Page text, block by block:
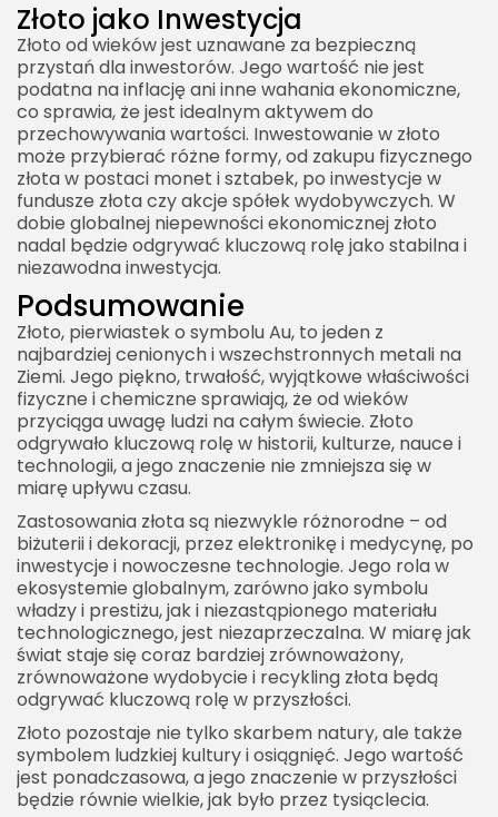
Złoto jako Inwestycja
Złoto od wieków jest uznawane za bezpieczną
przystań dla inwestorów. Jego wartość nie jest
podatna na inflację ani inne wahania ekonomiczne,
co sprawia, że jest idealnym aktywem do
przechowywania wartości. Inwestowanie w złoto
może przybierać różne formy, od zakupu fizycznego
złota w postaci monet i sztabek, po inwestycje w
fundusze złota czy akcje spółek wydobywczych. W
dobie globalnej niepewności ekonomicznej złoto
nadal będzie odgrywać kluczową rolę jako stabilna i
niezawodna inwestycja.
Podsumowanie
Złoto, pierwiastek o symbolu Au, to jeden z
najbardziej cenionych i wszechstronnych metali na
Ziemi. Jego piękno, trwałość, wyjątkowe właściwości
fizyczne i chemiczne sprawiają, że od wieków
przyciąga uwagę ludzi na całym świecie. Złoto
odgrywało kluczową rolę w historii, kulturze, nauce i
technologii, a jego znaczenie nie zmniejsza się w
miarę upływu czasu.
Zastosowania złota są niezwykle różnorodne – od
biżuterii i dekoracji, przez elektronikę i medycynę, po
inwestycje i nowoczesne technologie. Jego rola w
ekosystemie globalnym, zarówno jako symbolu
władzy i prestiżu, jak i niezastąpionego materiału
technologicznego, jest niezaprzeczalna. W miarę jak
świat staje się coraz bardziej zrównoważony,
zrównoważone wydobycie i recykling złota będą
odgrywać kluczową rolę w przyszłości.
Złoto pozostaje nie tylko skarbem natury, ale także
symbolem ludzkiej kultury i osiągnięć. Jego wartość
jest ponadczasowa, a jego znaczenie w przyszłości
będzie równie wielkie, jak było przez tysiąclecia.